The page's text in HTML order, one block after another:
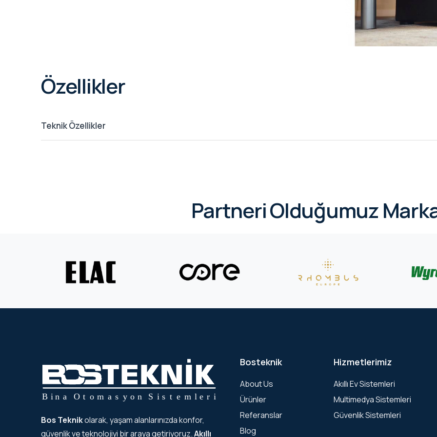
Özellikler
Teknik Özellikler
Partneri Olduğumuz
Bos Teknikolarak, yaşam alanlarınızda konfor,
güvenlik ve teknolojiyi bir araya getiriyoruz.Akıllı
Bosteknik
About Us
Ürünler
Referanslar
Blog
Hizmetlerimiz
Akıllı Ev Sistemleri
Multimedya Sistemleri
Güvenlik Sistemleri